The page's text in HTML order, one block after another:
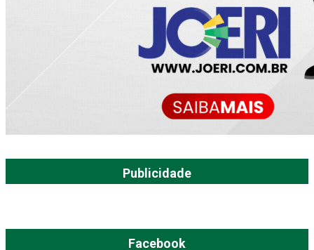
Publicidade
Facebook